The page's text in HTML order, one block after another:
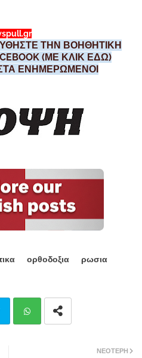
ΤΗΝ ΒΟΗΘΗΤΙΚΗ
(ΜΕ ΚΛΙΚ ΕΔΩ)
ΕΝΗΜΕΡΩΜΕΝΟΙ
ορθοδοξια
ρωσια
ΝΕΌΤΕΡΗ